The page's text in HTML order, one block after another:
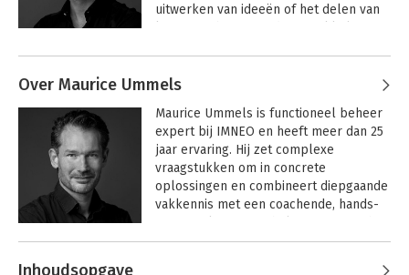
de functioneel
beheerder
en AI
uitwerken van ideeën of het delen van
tactisch informatiemanagement en
en is Lean Six Sigma Red Belt. Zijn rode
draad is anderen te helpen om
succesvol te zijn.
Over Maurice Ummels
Maurice Ummels is functioneel beheer
expert bij IMNEO en heeft meer dan 25
jaar ervaring. Hij zet complexe
vraagstukken om in concrete
oplossingen en combineert diepgaande
vakkennis met een coachende, hands-
werkwijze te optimaliseren en
Inhoudsopgave